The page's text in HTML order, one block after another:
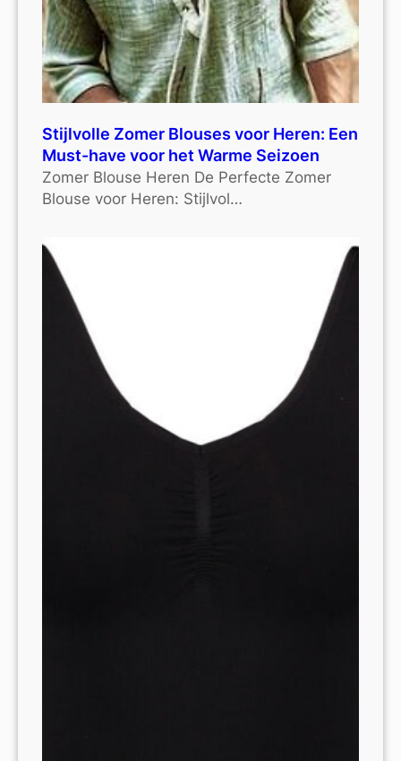
Stijlvolle Zomer Blouses voor Heren: Een
Must-have voor het Warme Seizoen
Zomer Blouse Heren De Perfecte Zomer
Blouse voor Heren: Stijlvol…